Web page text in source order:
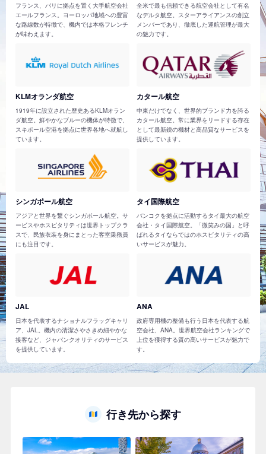
フランス、パリに拠点を置く大手航空会社
エールフランス。ヨーロッパ地域への豊富
な路線数が特徴で、機内では本格フレンチ
が味わえます。
全米で最も信頼できる航空会社として有名
なデルタ航空。スターアライアンスの創立
メンバーであり、徹底した運航管理が最大
の魅力です。
KLMオランダ航空
1919年に設立された歴史あるKLMオラン
ダ航空。鮮やかなブルーの機体が特徴で、
スキポール空港を拠点に世界各地へ就航し
ています。
カタール航空
中東だけでなく、世界的ブランド力を誇る
カタール航空。常に業界をリードする存在
として最新鋭の機材と高品質なサービスを
提供しています。
シンガポール航空
アジアと世界を繋ぐシンガポール航空。サ
ービスやホスピタリティは世界トップクラ
スで、民族衣装を身にまとった客室乗務員
にも注目です。
タイ国際航空
バンコクを拠点に活動するタイ最大の航空
会社・タイ国際航空。「微笑みの国」と呼
ばれるタイならではのホスピタリティの高
いサービスが魅力。
JAL
日本を代表するナショナルフラッグキャリ
ア、JAL。機内の清潔さやさきめ細やかな
接客など、ジャパンクオリティのサービス
を提供しています。
ANA
政府専用機の整備も行う日本を代表する航
空会社、ANA。世界航空会社ランキングで
上位を獲得する質の高いサービスが魅力で
す。
行き先から探す